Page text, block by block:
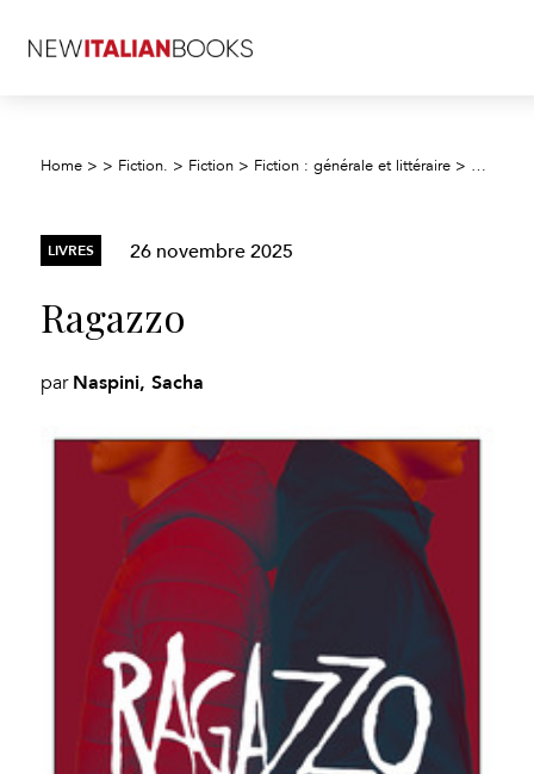
Home > > Fiction. > Fiction > Fiction : générale et littéraire > Ragazzo
LIVRES 26 novembre 2025
Ragazzo
par Naspini, Sacha